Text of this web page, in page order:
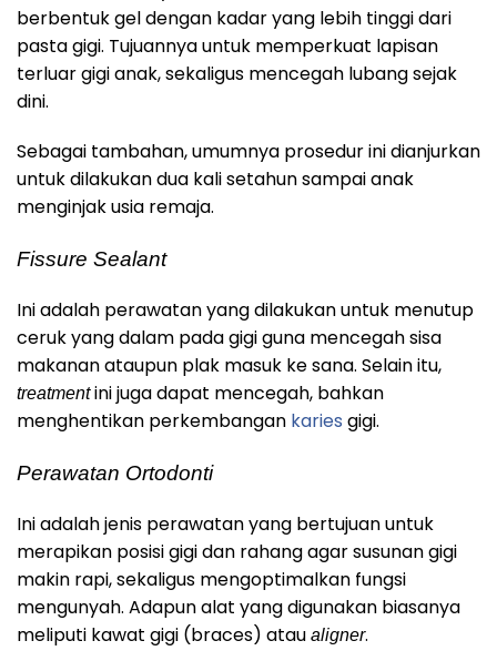
berbentuk gel dengan kadar yang lebih tinggi dari
pasta gigi. Tujuannya untuk memperkuat lapisan
terluar gigi anak, sekaligus mencegah lubang sejak
dini.
Sebagai tambahan, umumnya prosedur ini dianjurkan
untuk dilakukan dua kali setahun sampai anak
menginjak usia remaja.
Fissure Sealant
Ini adalah perawatan yang dilakukan untuk menutup
ceruk yang dalam pada gigi guna mencegah sisa
makanan ataupun plak masuk ke sana. Selain itu,
treatmentini juga dapat mencegah, bahkan
menghentikan perkembangan karies gigi.
Perawatan Ortodonti
Ini adalah jenis perawatan yang bertujuan untuk
merapikan posisi gigi dan rahang agar susunan gigi
makin rapi, sekaligus mengoptimalkan fungsi
mengunyah. Adapun alat yang digunakan biasanya
meliputi kawat gigi (braces) atau aligner.